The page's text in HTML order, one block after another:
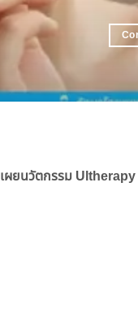
เผยนวัตกรรม